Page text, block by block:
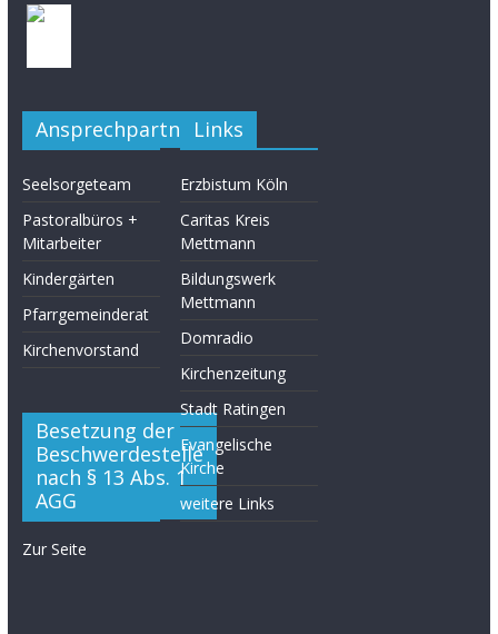
Ansprechpartner
Seelsorgeteam
Pastoralbüros +
Mitarbeiter
Kindergärten
Pfarrgemeinderat
Kirchenvorstand
Besetzung der
Beschwerdestelle
nach § 13 Abs. 1
AGG
Zur Seite
Links
Erzbistum Köln
Caritas Kreis
Mettmann
Bildungswerk
Mettmann
Domradio
Kirchenzeitung
Stadt Ratingen
Evangelische
Kirche
weitere Links